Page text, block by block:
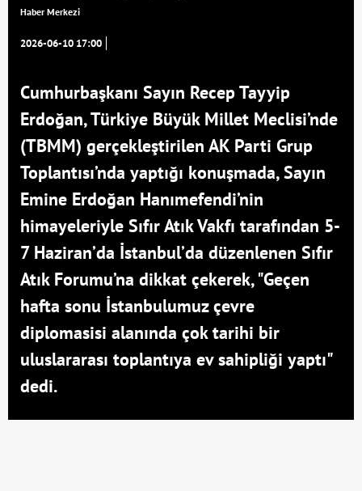
Haber Merkezi
2026-06-10 17:00
Cumhurbaşkanı Sayın Recep Tayyip
Erdoğan, Türkiye Büyük Millet Meclisi’nde
(TBMM) gerçekleştirilen AK Parti Grup
Toplantısı’nda yaptığı konuşmada, Sayın
Emine Erdoğan Hanımefendi’nin
himayeleriyle Sıfır Atık Vakfı tarafından 5-
7 Haziran’da İstanbul’da düzenlenen Sıfır
Atık Forumu’na dikkat çekerek, "Geçen
hafta sonu İstanbulumuz çevre
diplomasisi alanında çok tarihi bir
uluslararası toplantıya ev sahipliği yaptı"
dedi.